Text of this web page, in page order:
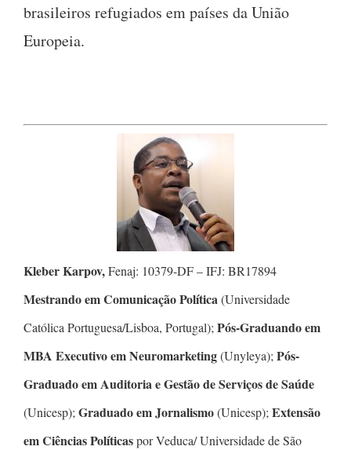
brasileiros refugiados em países da União
Europeia.
Kleber Karpov,Fenaj: 10379-DF – IFJ: BR17894
Mestrando em Comunicação Política(Universidade
Católica Portuguesa/Lisboa, Portugal); Pós-Graduando em
MBA Executivo em Neuromarketing(Unyleya); Pós-
Graduado em Auditoria e Gestão de Serviços de Saúde
(Unicesp); Graduado em Jornalismo(Unicesp); Extensão
em Ciências Políticaspor Veduca/ Universidade de São